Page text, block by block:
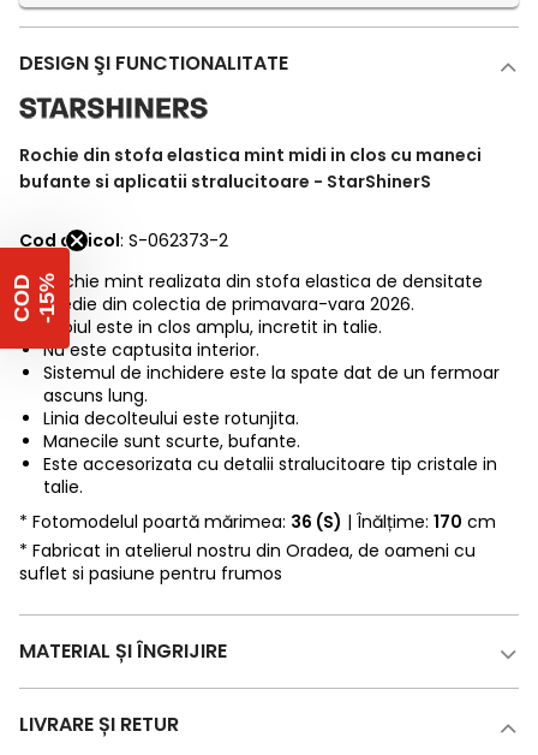
DESIGN ŞI FUNCTIONALITATE
Rochie din stofa elastica mint midi in clos cu maneci
bufante si aplicatii stralucitoare - StarShinerS
Cod articol: S-062373-2
Rochie mint realizata din stofa elastica de densitate
medie din colectia de primavara-vara 2026.
Croiul este in clos amplu, incretit in talie.
Nu este captusita interior.
Sistemul de inchidere este la spate dat de un fermoar
ascuns lung.
Linia decolteului este rotunjita.
Manecile sunt scurte, bufante.
Este accesorizata cu detalii stralucitoare tip cristale in
talie.
* Fotomodelul poartă mărimea: 36 (S) | Înălțime: 170 cm
* Fabricat in atelierul nostru din Oradea, de oameni cu
suflet si pasiune pentru frumos
MATERIAL ȘI ÎNGRIJIRE
LIVRARE ȘI RETUR
C
O
D
-
1
5 %